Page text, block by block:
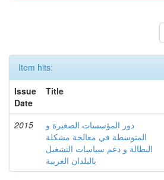
Item hits:
Issue
Date
Title
2015
دور المؤسسات الصغيرة و
المتوسطة في معالجة مشكلة
البطالة و دعم سياسات التشغيل
بالبلدان العربية